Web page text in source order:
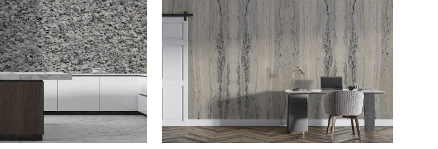
تقييمك*
نجوم
2 من أصل 5
نجوم
نجوم